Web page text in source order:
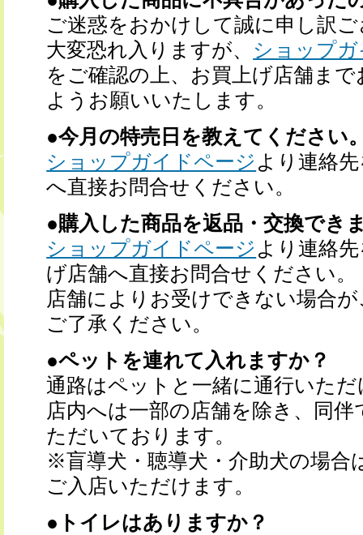
ご迷惑をおかけして誠に申し訳
大変恐れ入りますが、 ショップ
をご確認の上、お買上げ店舗ま
ようお願いいたします。
●今月の特売日を教えてください
ショップガイドページ より連絡
へ直接お問合せください。
●購入した商品を返品・交換でき
ショップガイドページ より連絡
げ店舗へ直接お問合せください。
店舗によりお受けできない場合
ご了承ください。
●ペットを連れて入れますか？
通路はペットと一緒に通行いた
店内へは一部の店舗を除き、同
ただいております。
※盲導犬・聴導犬・介助犬の場合
ご入店いただけます。
●トイレはありますか？